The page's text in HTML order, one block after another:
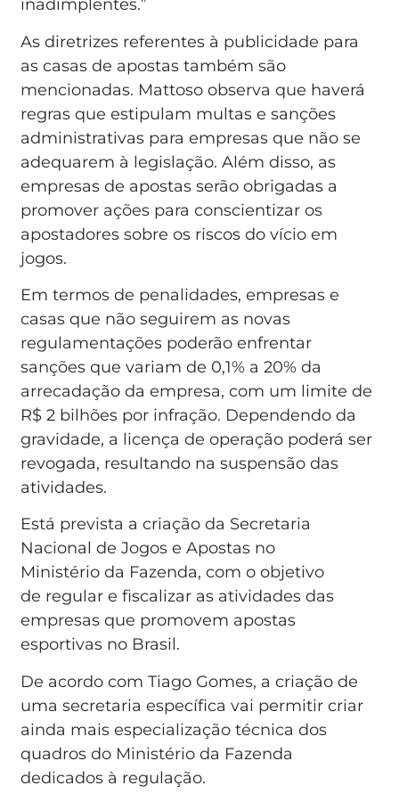
inadimplentes.”
As diretrizes referentes à publicidade para
as casas de apostas também são
mencionadas. Mattoso observa que haverá
regras que estipulam multas e sanções
administrativas para empresas que não se
adequarem à legislação. Além disso, as
empresas de apostas serão obrigadas a
promover ações para conscientizar os
apostadores sobre os riscos do vício em
jogos.
Em termos de penalidades, empresas e
casas que não seguirem as novas
regulamentações poderão enfrentar
sanções que variam de 0,1% a 20% da
arrecadação da empresa, com um limite de
R$ 2 bilhões por infração. Dependendo da
gravidade, a licença de operação poderá ser
revogada, resultando na suspensão das
atividades.
Está prevista a criação da Secretaria
Nacional de Jogos e Apostas no
Ministério da Fazenda, com o objetivo
de regular e fiscalizar as atividades das
empresas que promovem apostas
esportivas no Brasil.
De acordo com Tiago Gomes, a criação de
uma secretaria específica vai permitir criar
ainda mais especialização técnica dos
quadros do Ministério da Fazenda
dedicados à regulação.